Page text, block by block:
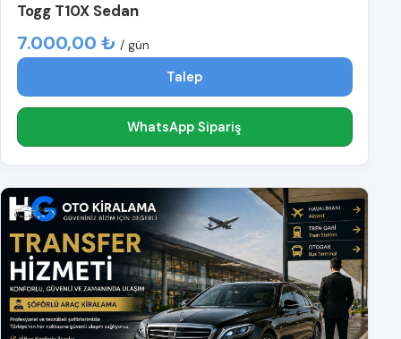
Togg T10X Sedan
7.000,00 ₺ / gün
Talep
WhatsApp Sipariş